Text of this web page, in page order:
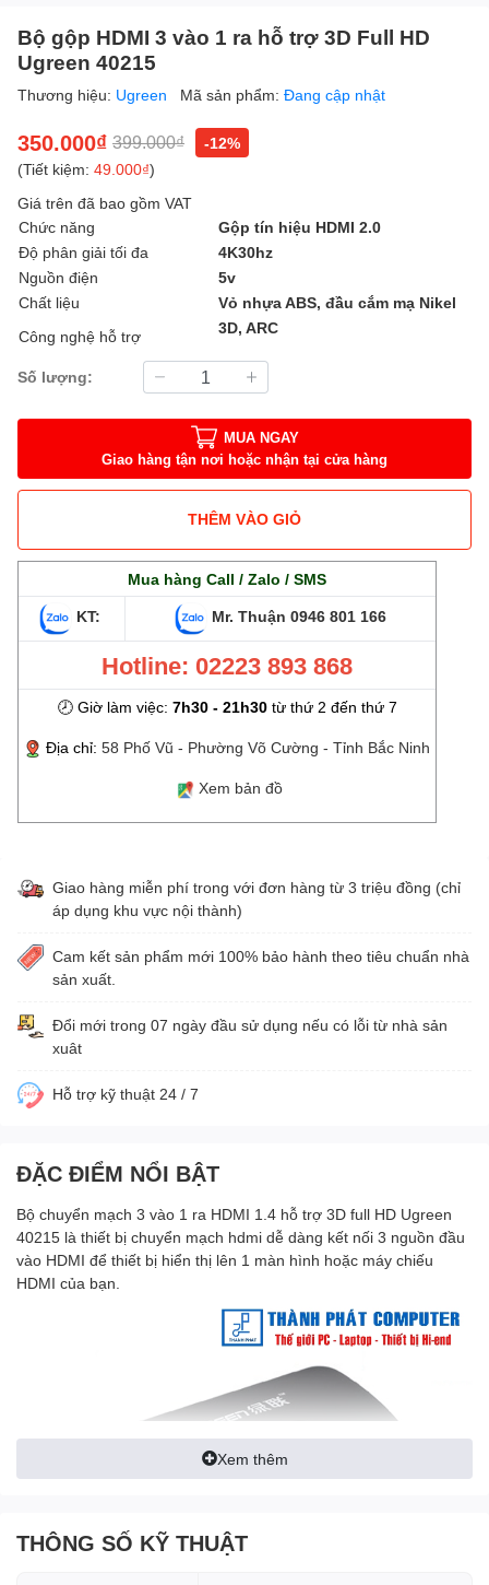
Bộ gộp HDMI 3 vào 1 ra hỗ trợ 3D Full HD
Ugreen 40215
Thương hiệu: Ugreen Mã sản phẩm: Đang cập nhật
350.000₫ 399.000₫
-12%
(Tiết kiệm: 49.000₫)
Giá trên đã bao gồm VAT
Chức năng
Gộp tín hiệu HDMI 2.0
Độ phân giải tối đa
4K30hz
Nguồn điện
5v
Chất liệu
Vỏ nhựa ABS, đầu cắm mạ Nikel
Công nghệ hỗ trợ
3D, ARC
Số lượng:
MUA NGAY
Giao hàng tận nơi hoặc nhận tại cửa hàng
THÊM VÀO GIỎ
Mua hàng Call / Zalo / SMS
KT: Mr. Thuận 0946 801 166
Hotline: 02223 893 868
🕗 Giờ làm việc: 7h30 - 21h30từ thứ 2 đến thứ 7
Địa chỉ: 58 Phố Vũ - Phường Võ Cường - Tỉnh Bắc Ninh
Xem bản đồ
Giao hàng miễn phí trong với đơn hàng từ 3 triệu đồng (chỉ
áp dụng khu vực nội thành)
Cam kết sản phẩm mới 100% bảo hành theo tiêu chuẩn nhà
sản xuất.
Đổi mới trong 07 ngày đầu sử dụng nếu có lỗi từ nhà sản
xuât
Hỗ trợ kỹ thuật 24 / 7
ĐẶC ĐIỂM NỔI BẬT
Bộ chuyển mạch 3 vào 1 ra HDMI 1.4 hỗ trợ 3D full HD Ugreen
40215 là thiết bị chuyển mạch hdmi dễ dàng kết nối 3 nguồn đầu
vào HDMI để thiết bị hiển thị lên 1 màn hình hoặc máy chiếu
HDMI của bạn.
Xem thêm
THÔNG SỐ KỸ THUẬT